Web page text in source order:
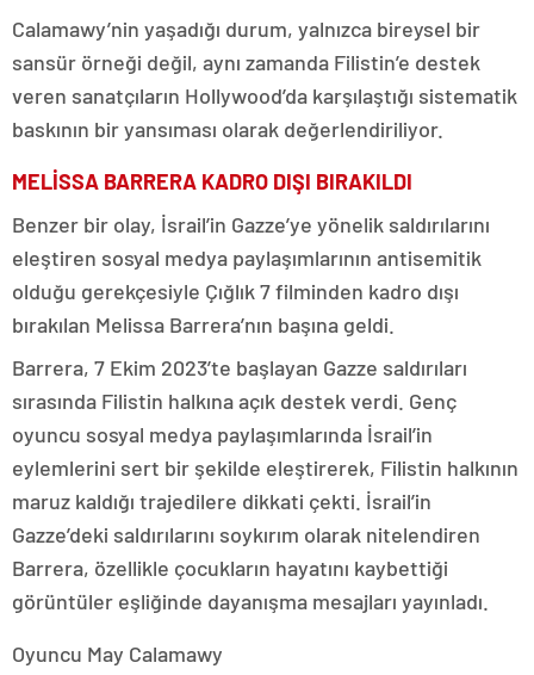
Calamawy’nin yaşadığı durum, yalnızca bireysel bir
sansür örneği değil, aynı zamanda Filistin’e destek
veren sanatçıların Hollywood’da karşılaştığı sistematik
baskının bir yansıması olarak değerlendiriliyor.
MELİSSA BARRERA KADRO DIŞI BIRAKILDI
Benzer bir olay, İsrail’in Gazze’ye yönelik saldırılarını
eleştiren sosyal medya paylaşımlarının antisemitik
olduğu gerekçesiyle Çığlık 7 filminden kadro dışı
bırakılan Melissa Barrera’nın başına geldi.
Barrera, 7 Ekim 2023’te başlayan Gazze saldırıları
sırasında Filistin halkına açık destek verdi. Genç
oyuncu sosyal medya paylaşımlarında İsrail’in
eylemlerini sert bir şekilde eleştirerek, Filistin halkının
maruz kaldığı trajedilere dikkati çekti. İsrail’in
Gazze’deki saldırılarını soykırım olarak nitelendiren
Barrera, özellikle çocukların hayatını kaybettiği
görüntüler eşliğinde dayanışma mesajları yayınladı.
Oyuncu May Calamawy